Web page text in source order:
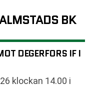
BK
DEGERFORS IF I
klockan 14.00 i